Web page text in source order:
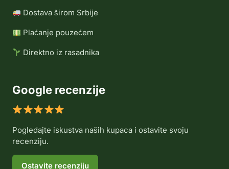
Dostava širom Srbije
Plaćanje pouzećem
Direktno iz rasadnika
Google recenzije
Pogledajte iskustva naših kupaca i ostavite svoju
recenziju.
Ostavite recenziju